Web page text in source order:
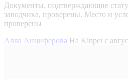
Документы, подтверждающие
заводчика, проверены. Место и
проверены
Алла Анциферова На Kinpet c